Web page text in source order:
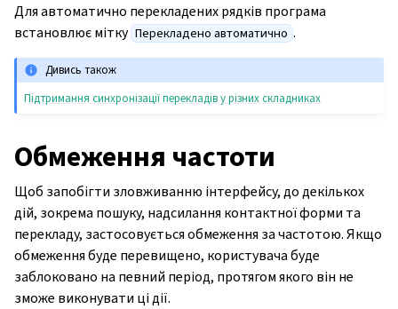
Для автоматично перекладених рядків програма
встановлює мітку Перекладено автоматично .
Дивись також
Підтримання синхронізації перекладів у різних складниках
Обмеження частоти
Щоб запобігти зловживанню інтерфейсу, до декількох
дій, зокрема пошуку, надсилання контактної форми та
перекладу, застосовується обмеження за частотою. Якщо
обмеження буде перевищено, користувача буде
заблоковано на певний період, протягом якого він не
зможе виконувати ці дії.